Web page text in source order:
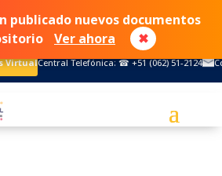
VirtualCentral Telefónica: ☎ +51 (062) 51-2124
publicado nuevos documentos
Ver ahora ✖